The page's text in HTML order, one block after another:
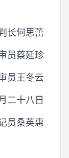
长何思蕾
员蔡延珍
员王冬云
二十八日
员桑英惠